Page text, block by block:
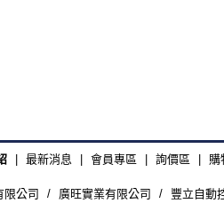
| 最新消息 會員專區 詢價區 購
公司 / 廣旺實業有限公司 / 豐立自動